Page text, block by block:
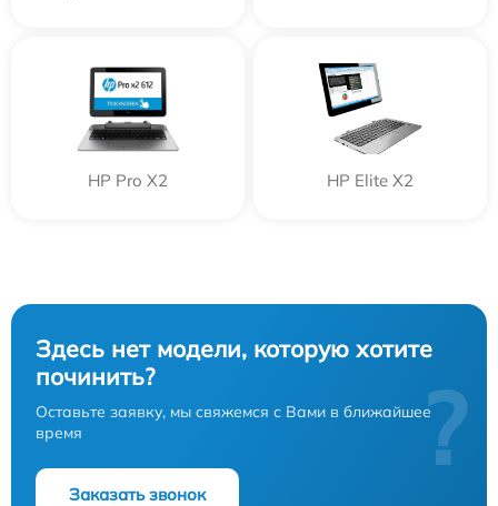
HP Pro X2 HP Elite X2
Здесь нет модели, которую хотите
починить?
Оставьте заявку, мы свяжемся с Вами в ближайшее
время
Заказать звонок
?